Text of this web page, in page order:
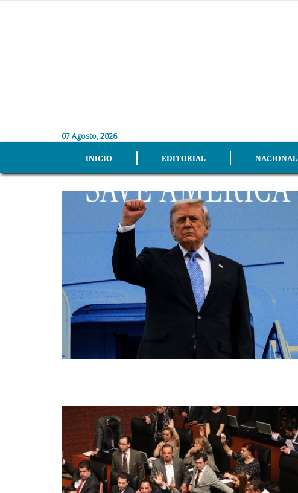
07 Agosto, 2026
INICIO EDITORIAL NACIONAL